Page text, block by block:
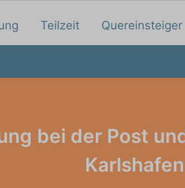
Teilzeit Quereinsteiger
bei der Post
Karlshafen